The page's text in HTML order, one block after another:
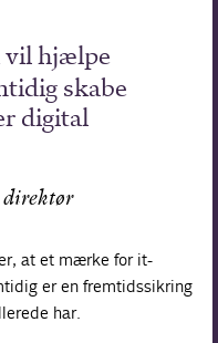
hjælpe
skabe
digital
direktør
at et mærke for it-
er en fremtidssikring
har.